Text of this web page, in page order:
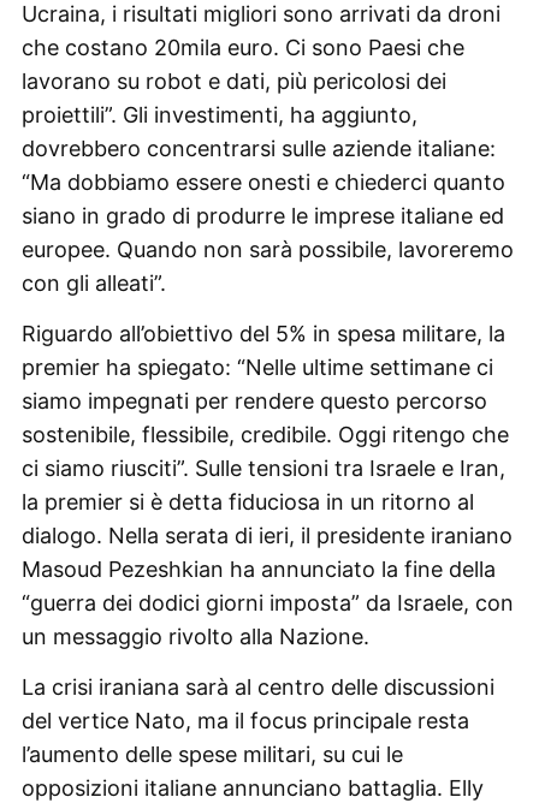
Ucraina, i risultati migliori sono arrivati da droni
che costano 20mila euro. Ci sono Paesi che
lavorano su robot e dati, più pericolosi dei
proiettili”. Gli investimenti, ha aggiunto,
dovrebbero concentrarsi sulle aziende italiane:
“Ma dobbiamo essere onesti e chiederci quanto
siano in grado di produrre le imprese italiane ed
europee. Quando non sarà possibile, lavoreremo
con gli alleati”.
Riguardo all’obiettivo del 5% in spesa militare, la
premier ha spiegato: “Nelle ultime settimane ci
siamo impegnati per rendere questo percorso
sostenibile, flessibile, credibile. Oggi ritengo che
ci siamo riusciti”. Sulle tensioni tra Israele e Iran,
la premier si è detta fiduciosa in un ritorno al
dialogo. Nella serata di ieri, il presidente iraniano
Masoud Pezeshkian ha annunciato la fine della
“guerra dei dodici giorni imposta” da Israele, con
un messaggio rivolto alla Nazione.
La crisi iraniana sarà al centro delle discussioni
del vertice Nato, ma il focus principale resta
l’aumento delle spese militari, su cui le
opposizioni italiane annunciano battaglia. Elly